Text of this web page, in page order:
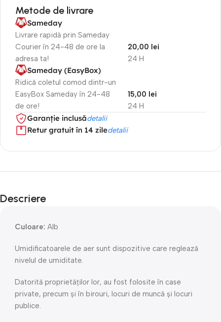
Metode de livrare
Sameday
Livrare rapidă prin Sameday
Courier în 24-48 de ore la
adresa ta!
24 H
20,00 lei
Sameday (EasyBox)
Ridică coletul comod dintr-un
EasyBox Sameday în 24-48
de ore!
24 H
15,00 lei
Garanție inclusădetalii
Retur gratuit în 14 ziledetalii
Descriere
Culoare: Alb
Umidificatoarele de aer sunt dispozitive care reglează
nivelul de umiditate.
Datorită proprietăților lor, au fost folosite în case
private, precum și în birouri, locuri de muncă și locuri
publice.